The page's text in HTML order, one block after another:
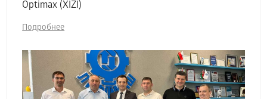
Optimax (XIZI)
Подробнее